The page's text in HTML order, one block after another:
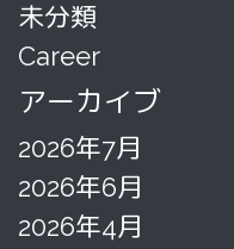
未分類
Career
アーカイブ
2026年7月
2026年6月
2026年4月